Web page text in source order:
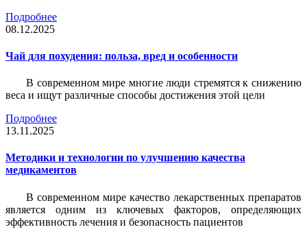
Подробнее
08.12.2025
Чай для похудения: польза, вред и особенности
В современном мире многие люди стремятся к снижению
веса и ищут различные способы достижения этой цели
Подробнее
13.11.2025
Методики и технологии по улучшению качества
медикаментов
В современном мире качество лекарственных препаратов
является одним из ключевых факторов, определяющих
эффективность лечения и безопасность пациентов